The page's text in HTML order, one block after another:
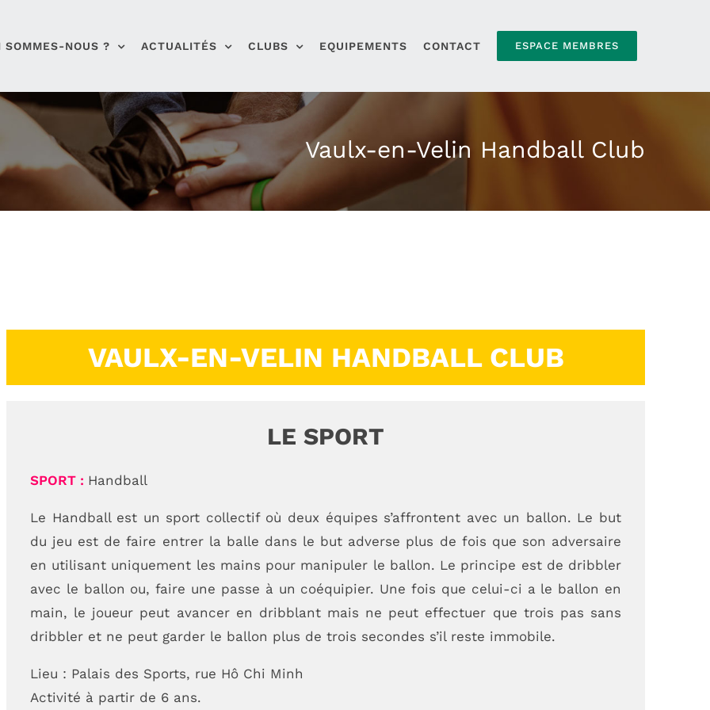
SOMMES-NOUS ? ACTUALITÉS CLUBS EQUIPEMENTS CONTACT ESPACE MEMBRES
Vaulx-en-Velin Handball Club
VAULX-EN-VELIN HANDBALL CLUB
LE SPORT
SPORT : Handball
Le Handball est un sport collectif où deux équipes s’affrontent avec un ballon. Le but
du jeu est de faire entrer la balle dans le but adverse plus de fois que son adversaire
en utilisant uniquement les mains pour manipuler le ballon. Le principe est de dribbler
avec le ballon ou, faire une passe à un coéquipier. Une fois que celui-ci a le ballon en
main, le joueur peut avancer en dribblant mais ne peut effectuer que trois pas sans
dribbler et ne peut garder le ballon plus de trois secondes s’il reste immobile.
Lieu : Palais des Sports, rue Hô Chi Minh
Activité à partir de 6 ans.
CONTACTEZ-NOUS
09 85 04 68 97
ADRESSE